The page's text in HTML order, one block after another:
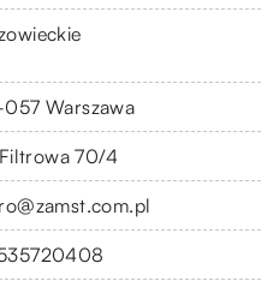
Warszawa
70/4